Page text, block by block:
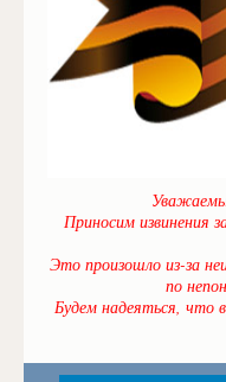
Приносим извинения
Это произошло из-за
по
Будем надеяться, что